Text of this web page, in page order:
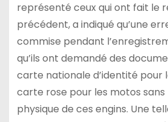
représenté ceux qui ont fait le
précédent, a indiqué qu’une
commise pendant
qu’ils ont demandé des
carte nationale d’identité pour
carte rose pour les motos
physique de ces engins. Une